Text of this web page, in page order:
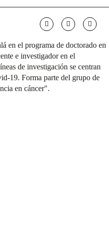
en el programa de doctorado en
e investigador en el
de investigación se centran
19. Forma parte del grupo de
en cáncer".